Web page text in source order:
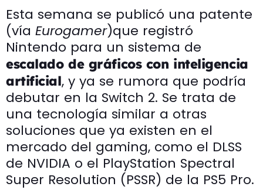
Esta semana se publicó una patente
(vía Eurogamer)que registró
Nintendo para un sistema de
escalado de gráficos con inteligencia
artificial, y ya se rumora que podría
debutar en la Switch 2. Se trata de
una tecnología similar a otras
soluciones que ya existen en el
mercado del gaming, como el DLSS
de NVIDIA o el PlayStation Spectral
Super Resolution (PSSR) de la PS5 Pro.